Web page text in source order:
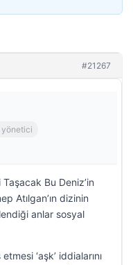
#21267
yönetici
Bu Deniz’in
Atılgan’ın dizinin
anlar sosyal
‘aşk’ iddialarını